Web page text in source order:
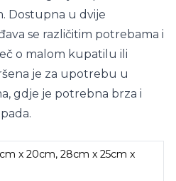
Dostupna u dvije
se različitim potrebama i
o malom kupatilu ili
je za upotrebu u
gdje je potrebna brza i
x 20cm, 28cm x 25cm x